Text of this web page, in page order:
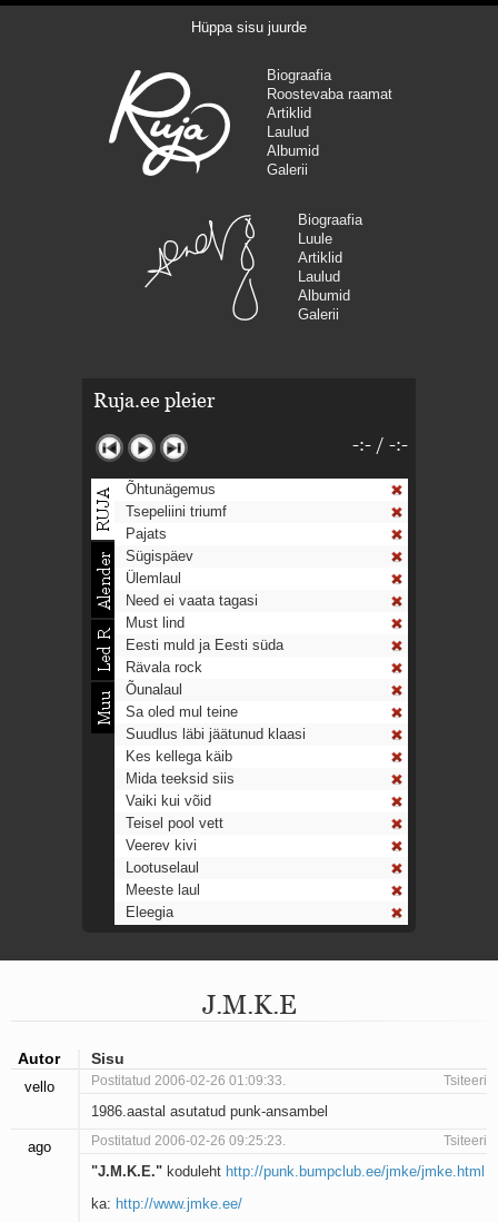
Hüppa sisu juurde
Biograafia
Roostevaba raamat
Artiklid
Laulud
Albumid
Galerii
Biograafia
Luule
Artiklid
Laulud
Albumid
Galerii
Ruja.ee pleier
-:- / -:-
Õhtunägemus
Tsepeliini triumf
Pajats
Sügispäev
Ülemlaul
Need ei vaata tagasi
Must lind
Eesti muld ja Eesti süda
Rävala rock
Õunalaul
Sa oled mul teine
Suudlus läbi jäätunud klaasi
Kes kellega käib
Mida teeksid siis
Vaiki kui võid
Teisel pool vett
Veerev kivi
Lootuselaul
Meeste laul
Eleegia
Ahtumine
Mu isamaa on minu arm
Aeg
Oota mind
Ih-ih-hii ja ah-ah-haa
Päikeselapsed
Luigelaul
Nii vaikseks kõik on jäänud
J.M.K.E
Autor Sisu
vello Postitatud 2006-02-26 01:09:33. Tsiteeri
1986.aastal asutatud punk-ansambel
ago Postitatud 2006-02-26 09:25:23. Tsiteeri
"J.M.K.E." koduleht http://punk.bumpclub.ee/jmke/jmke.html
ka: http://www.jmke.ee/